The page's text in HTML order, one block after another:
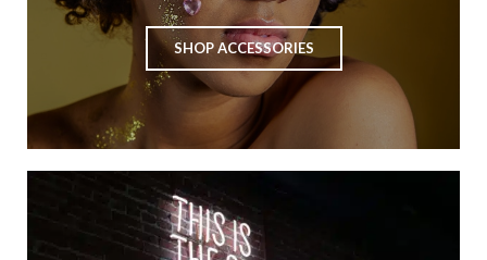
SHOP ACCESSORIES